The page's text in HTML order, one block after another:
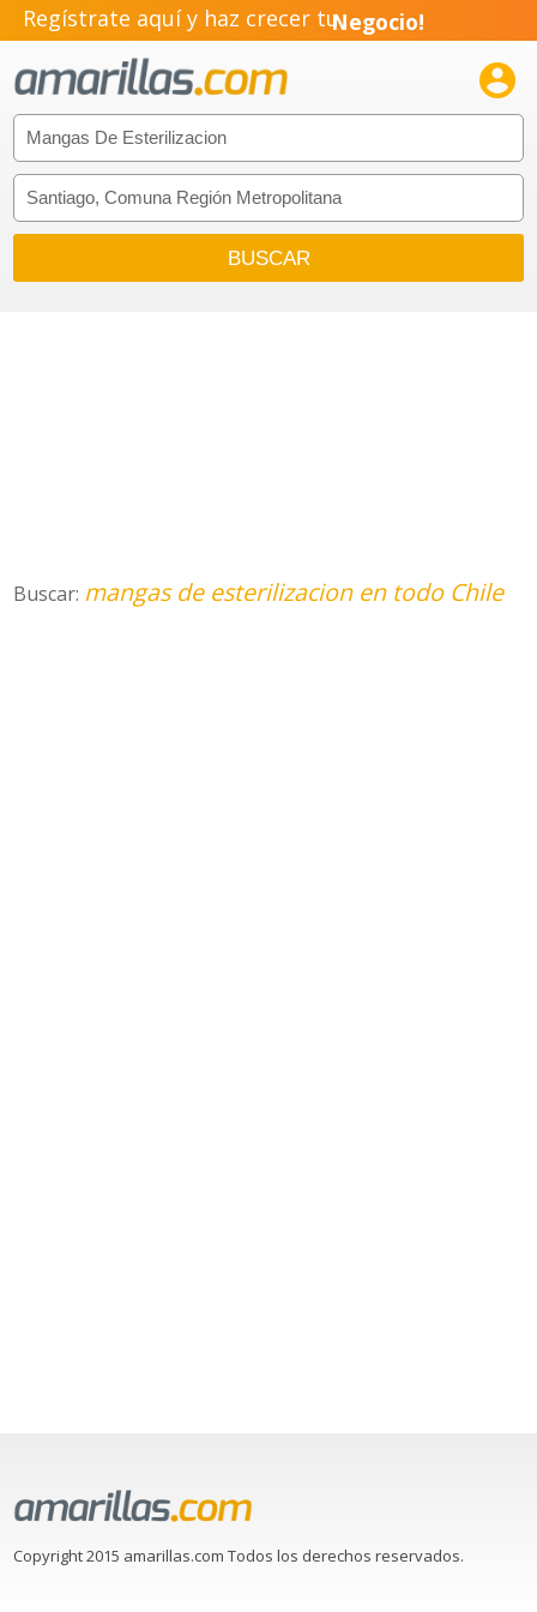
Regístrate aquí y haz crecer tuNegocio!
Emprendimiento!

Buscar: mangas de esterilizacion en todo Chile
Copyright 2015 amarillas.com Todos los derechos reservados.